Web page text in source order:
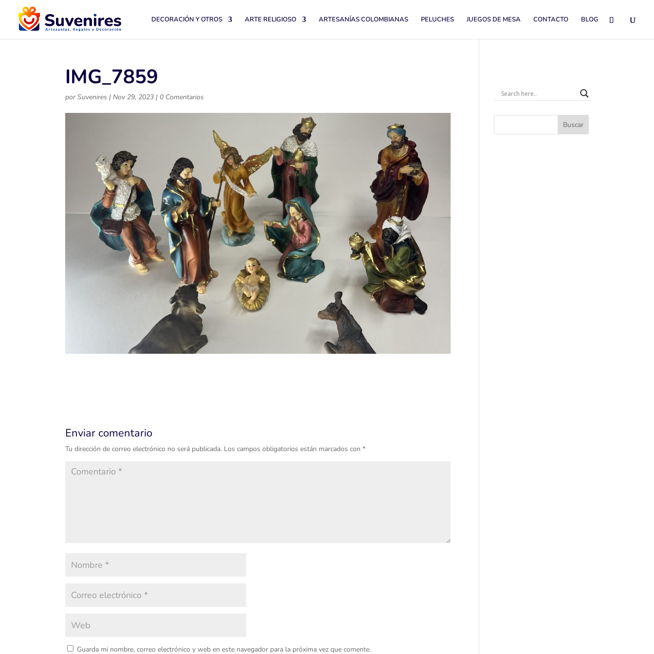
DECORACIÓN Y OTROS ARTE RELIGIOSO ARTESANÍAS COLOMBIANAS PELUCHES JUEGOS DE MESA CONTACTO BLOG
IMG_7859
porSuvenires |Nov 29, 2023 | 0 Comentarios
Enviar comentario
Tu dirección de correo electrónico no será publicada. Los campos obligatorios están marcados con*
Guarda mi nombre, correo electrónico y web en este navegador para la próxima vez que comente.
Buscar